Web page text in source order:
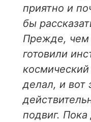
приятно и
бы
Прежде, чем
готовили
делал, и вот
подвиг. Пока